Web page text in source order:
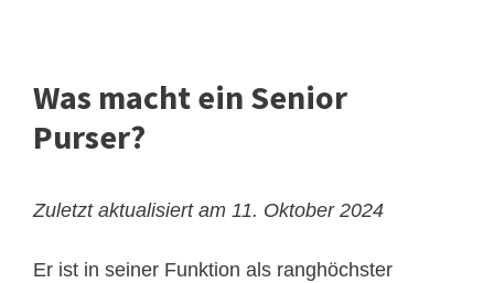
Was macht ein Senior
Purser?
Zuletzt aktualisiert am 11. Oktober 2024
Er ist in seiner Funktion als ranghöchster